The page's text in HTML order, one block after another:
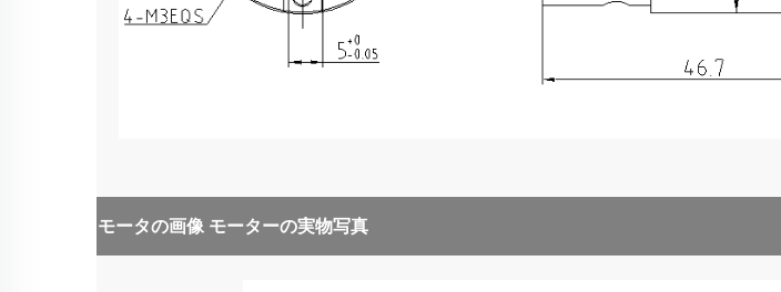
モータの画像 モーターの実物写真